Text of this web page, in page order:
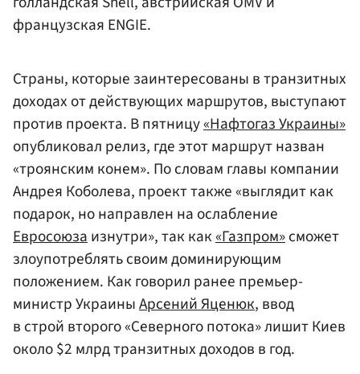
французская ENGIE.
Страны, которые заинтересованы в транзитных
доходах от действующих маршрутов, выступают
против проекта. В пятницу«Нафтогаз Украины»
опубликовал релиз, где этот маршрут назван
«троянским конем». По словам главы компании
Андрея Коболева, проект также «выглядит как
подарок, но направлен на ослабление
Евросоюзаизнутри», так как«Газпром»сможет
злоупотреблять своим доминирующим
положением. Как говорил ранее премьер-
министр УкраиныАрсений Яценюк, ввод
в строй второго «Северного потока» лишит Киев
около $2 млрд транзитных доходов в год.